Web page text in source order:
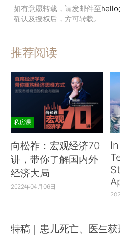
如有意愿转载，请发邮件至
确认及授权后，方可转载。
推荐阅读
私房课
向松祚：宏观经济70
讲，带你了解国内外
经济大局
2022年04月06日
特稿｜患儿死亡、医生